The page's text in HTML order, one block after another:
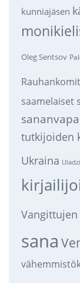
kunniajäsen
Oleg Sentsov
saamelaiset
tutkijoiden
Ukraina
sana